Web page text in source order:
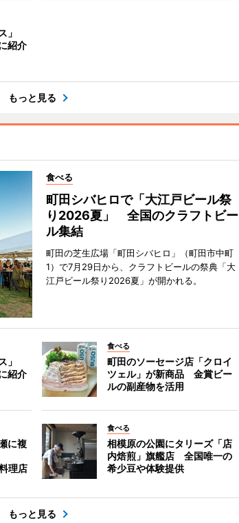
」
紹介
もっと見る
食べる
町田シバヒロで「大江戸ビール祭
り2026夏」 全国のクラフトビー
ル集結
町田の芝生広場「町田シバヒロ」（町田市中町
1）で7月29日から、クラフトビールの祭典「大
江戸ビール祭り2026夏」が開かれる。
」
紹介
食べる
町田のソーセージ店「クロイ
ツェル」が新商品 金賞ビー
ルの副産物を活用
に複
理店
食べる
相模原の公園にタリーズ「店
内焙煎」旗艦店 全国唯一の
希少豆や体験提供
もっと見る